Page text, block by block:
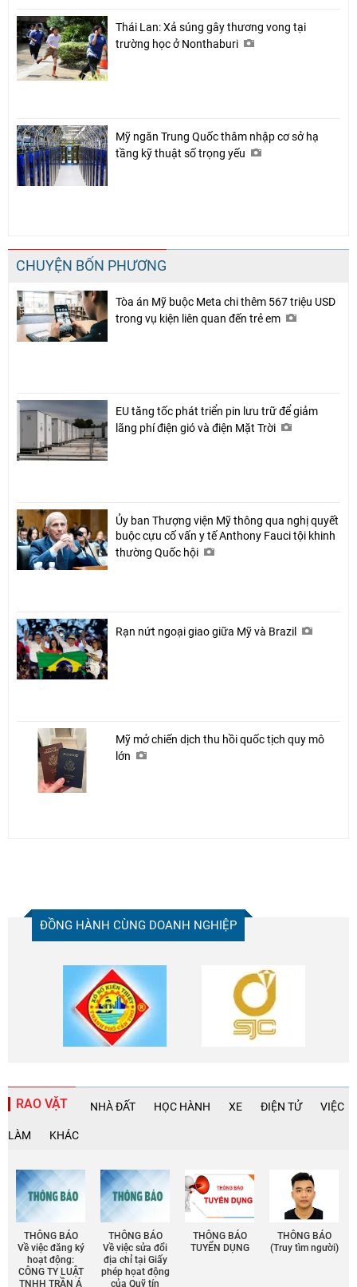
Thái Lan: Xả súng gây thương vong tại
trường học ở Nonthaburi
Mỹ ngăn Trung Quốc thâm nhập cơ sở hạ
tầng kỹ thuật số trọng yếu
CHUYỆN BỐN PHƯƠNG
Tòa án Mỹ buộc Meta chi thêm 567 triệu USD
trong vụ kiện liên quan đến trẻ em
EU tăng tốc phát triển pin lưu trữ để giảm
lãng phí điện gió và điện Mặt Trời
Ủy ban Thượng viện Mỹ thông qua nghị quyết
buộc cựu cố vấn y tế Anthony Fauci tội khinh
thường Quốc hội
Rạn nứt ngoại giao giữa Mỹ và Brazil
Mỹ mở chiến dịch thu hồi quốc tịch quy mô
lớn
ĐỒNG HÀNH CÙNG DOANH NGHIỆP
RAO VẶT NHÀ ĐẤT HỌC HÀNH XE ĐIỆN TỬ VIỆC
LÀM KHÁC
THÔNG BÁO
Về việc đăng ký
hoạt động:
CÔNG TY LUẬT
TNHH TRẦN Á
THÔNG BÁO
Về việc sửa đổi
địa chỉ tại Giấy
phép họat động
của Quỹ tín
THÔNG BÁO
TUYỂN DỤNG
THÔNG BÁO
(Truy tìm người)